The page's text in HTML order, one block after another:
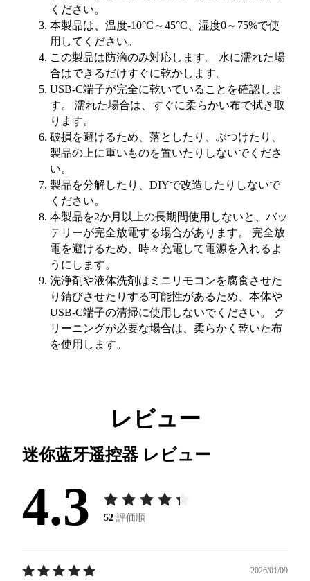
ください。
本製品は、温度-10°C～45°C、湿度0～75%で使
用してください。
この製品は防滴のみ対応します。 水に濡れた場
合はできるだけすぐに乾かします。
USB-C端子が完全に乾いていることを確認しま
す。 濡れた場合は、すぐに柔らかい布で拭き取
ります。
破損を避けるため、落としたり、ぶつけたり、
製品の上に重いものを置いたりしないでくださ
い。
製品を分解したり、DIYで改造したりしないで
ください。
本製品を2か月以上の長期間使用しないと、バッ
テリーが完全放電する場合があります。 完全放
電を避けるため、時々充電して電源を入れるよ
うにします。
洗浄剤や液体洗剤はミニリモコンを腐食させた
り錆びさせたりする可能性があるため、本体や
USB-C端子の清掃に使用しないでください。 ク
リーニングが必要な場合は、柔らかく乾いた布
を使用します。
レビュー
迷你蓝牙遥控器 レビュー
4.3 52 評価順
2026/01/09